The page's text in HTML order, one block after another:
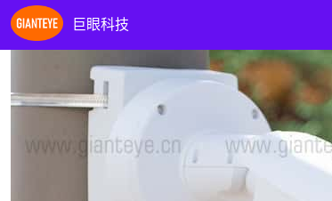
巨眼科技